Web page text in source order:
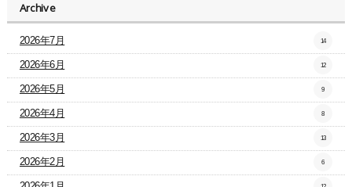
Archive
2026年7月 14
2026年6月 12
2026年5月 9
2026年4月 8
2026年3月 13
2026年2月 6